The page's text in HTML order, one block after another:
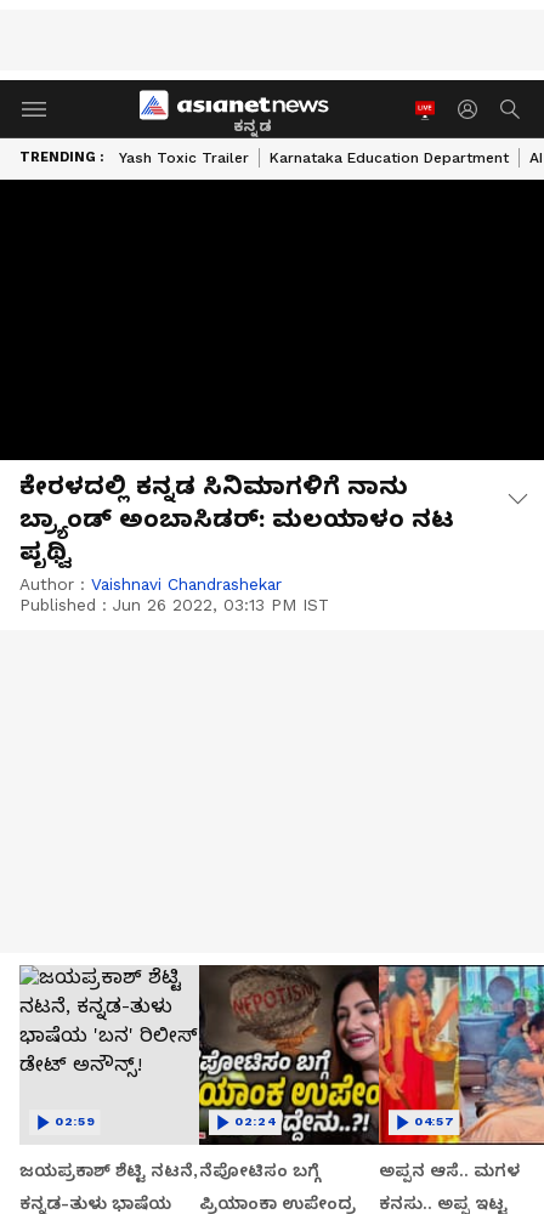
ಕನ್ನಡ
TRENDING : Yash Toxic Trailer Karnataka Education Department
ಕೇರಳದಲ್ಲಿ ಕನ್ನಡ ಸಿನಿಮಾಗಳಿಗೆ ನಾನು
ಬ್ರ್ಯಾಂಡ್ ಅಂಬಾಸಿಡರ್: ಮಲಯಾಳಂ ನಟ
ಪೃಥ್ವಿ
Author : Vaishnavi Chandrashekar
Published : Jun 26 2022, 03:13 PM IST
ಜಯಪ್ರಕಾಶ್ ಶೆಟ್ಟಿ ನಟನೆ,
ಕನ್ನಡ-ತುಳು ಭಾಷೆಯ
02:59
ನೆಪೋಟಿಸಂ ಬಗ್ಗೆ
ಪ್ರಿಯಾಂಕಾ ಉಪೇಂದ್ರ
02:24
ಅಪ್ಪನ ಆಸೆ.. ಮಗಳ
ಕನಸು.. ಅಪ್ಪ ಇಟ್ಟ
04:57